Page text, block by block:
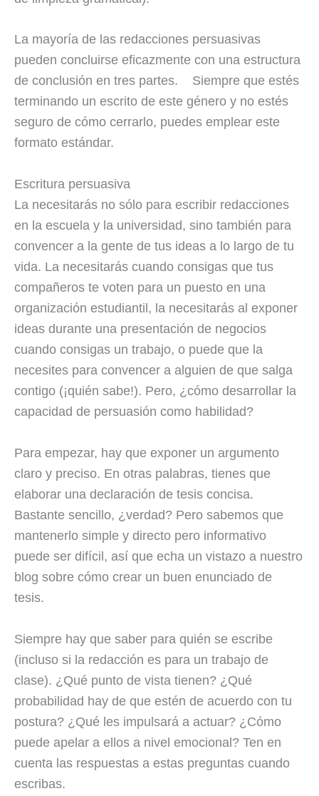
La mayoría de las redacciones persuasivas
pueden concluirse eficazmente con una estructura
de conclusión en tres partes. Siempre que estés
terminando un escrito de este género y no estés
seguro de cómo cerrarlo, puedes emplear este
formato estándar.
Escritura persuasiva
La necesitarás no sólo para escribir redacciones
en la escuela y la universidad, sino también para
convencer a la gente de tus ideas a lo largo de tu
vida. La necesitarás cuando consigas que tus
compañeros te voten para un puesto en una
organización estudiantil, la necesitarás al exponer
ideas durante una presentación de negocios
cuando consigas un trabajo, o puede que la
necesites para convencer a alguien de que salga
contigo (¡quién sabe!). Pero, ¿cómo desarrollar la
capacidad de persuasión como habilidad?
Para empezar, hay que exponer un argumento
claro y preciso. En otras palabras, tienes que
elaborar una declaración de tesis concisa.
Bastante sencillo, ¿verdad? Pero sabemos que
mantenerlo simple y directo pero informativo
puede ser difícil, así que echa un vistazo a nuestro
blog sobre cómo crear un buen enunciado de
tesis.
Siempre hay que saber para quién se escribe
(incluso si la redacción es para un trabajo de
clase). ¿Qué punto de vista tienen? ¿Qué
probabilidad hay de que estén de acuerdo con tu
postura? ¿Qué les impulsará a actuar? ¿Cómo
puede apelar a ellos a nivel emocional? Ten en
cuenta las respuestas a estas preguntas cuando
escribas.